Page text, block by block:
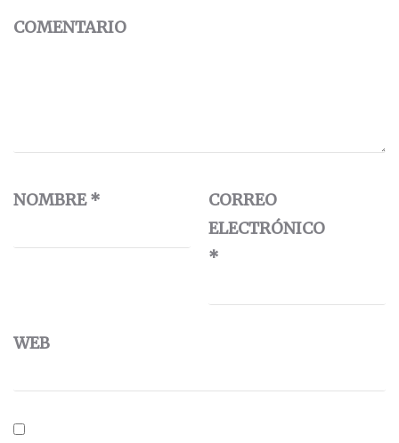
COMENTARIO
NOMBRE*
CORREO
ELECTRÓNICO
*
WEB